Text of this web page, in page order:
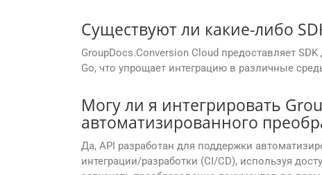
Существуют ли какие-либо
GroupDocs.Conversion Cloud предоставляет
Go, что упрощает интеграцию в различные
Могу ли я интегрировать
автоматизированного
Да, API разработан для поддержки
интеграции/разработки (CI/CD), используя